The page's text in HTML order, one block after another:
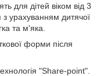
для дітей віком від 3
з урахуванням дитячої
та м'яка.
форми після
"Share-point".